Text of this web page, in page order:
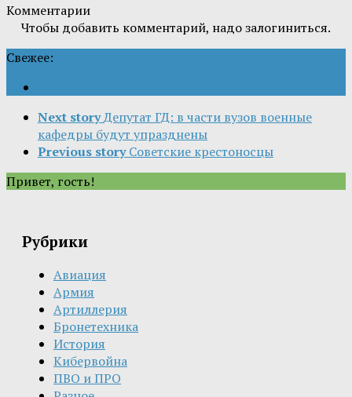
Комментарии
Чтобы добавить комментарий, надо залогиниться.
Свежее:
Next storyДепутат ГД: в части вузов военные
кафедры будут упразднены
Previous story Советские крестоносцы
Привет, гость!
Рубрики
Авиация
Армия
Артиллерия
Бронетехника
История
Кибервойна
ПВО и ПРО